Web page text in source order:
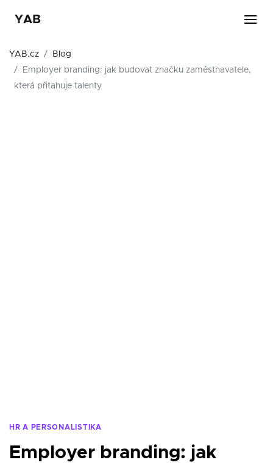
YAB
YAB.cz
Blog
Employer branding: jak budovat značku zaměstnavatele,
která přitahuje talenty
HR A PERSONALISTIKA
Employer branding: jak